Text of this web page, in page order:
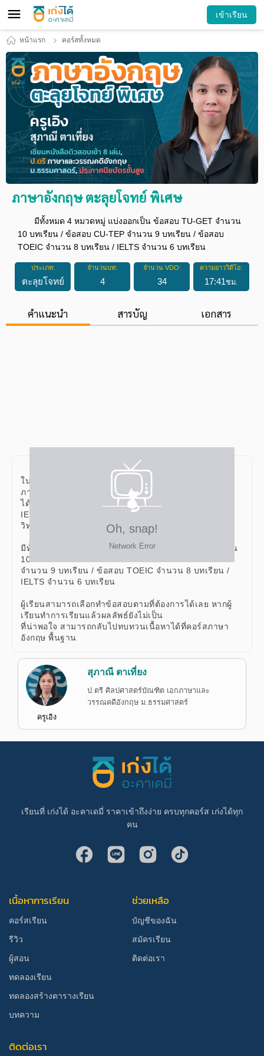
เข้าเรียน
หน้าแรก คอร์สทั้งหมด
ภาษาอังกฤษ ตะลุยโจทย์ พิเศษ
มีทั้งหมด 4 หมวดหมู่ แบ่งออกเป็น ข้อสอบ TU-GET จำนวน
10 บทเรียน / ข้อสอบ CU-TEP จำนวน 9 บทเรียน / ข้อสอบ
TOEIC จำนวน 8 บทเรียน / IELTS จำนวน 6 บทเรียน
ประเภท:
ตะลุยโจทย์
จำนวนบท:
4
จำนวน VDO:
34
ความยาววิดีโอ:
17:41ชม.
คำแนะนำ สารบัญ เอกสาร
คอร์สเรียนที่เน้นในส่วนของการฝึกทำข้อสอบแข่งขัน
ในสนามสอบวัดระดับความสามารถทาง
ภาษาอังกฤษ ซึ่งจะมีการแบ่งข้อสอบออกเป็น 4 หมวดหมู่
ได้แก่ TU-GET, CU-TEP, TOEIC และ
IELTS เหมาะสำหรับนักเรียนชั้น ม.4-ม.6 ที่เรียนคอร์ส
วิทยาศาสตร์พื้นฐานครบถ้วนแล้ว
มีทั้งหมด 4 บทเรียน แบ่งออกเป็น ข้อสอบ TU-GET จำนวน
10 บทเรียน / ข้อสอบ CU-TEP
จำนวน 9 บทเรียน / ข้อสอบ TOEIC จำนวน 8 บทเรียน /
IELTS จำนวน 6 บทเรียน
ผู้เรียนสามารถเลือกทำข้อสอบตามที่ต้องการได้เลย หากผู้
เรียนทำการเรียนแล้วผลลัพธ์ยังไม่เป็น
ที่น่าพอใจ สามารถกลับไปทบทวนเนื้อหาได้ที่คอร์สภาษา
อังกฤษ พื้นฐาน
ครูเอิง
สุภาณี ตาเที่ยง
ป.ตรี ศิลปศาสตร์บัณฑิต เอกภาษาและ
วรรณคดีอังกฤษ ม.ธรรมศาสตร์
เรียนที่ เก่งได้ อะคาเดมี่ ราคาเข้าถึงง่าย ครบทุกคอร์ส เก่งได้ทุก
คน
เนื้อหาการเรียน
คอร์สเรียน
รีวิว
ผู้สอน
ทดลองเรียน
ทดลองสร้างตารางเรียน
บทความ
ช่วยเหลือ
บัญชีของฉัน
สมัครเรียน
ติดต่อเรา
ติดต่อเรา